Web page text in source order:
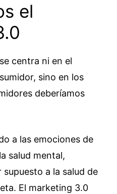
el
centra ni en el
sino en los
deberíamos
a las emociones de
salud mental,
a la salud de
El marketing 3.0